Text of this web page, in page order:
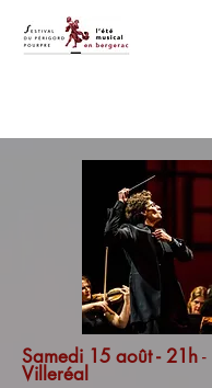
Samedi 15 août - 21h-
Villeréal